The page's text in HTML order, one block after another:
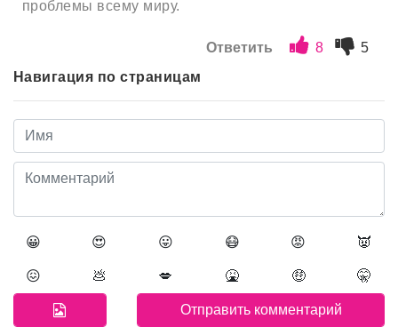
проблемы всему миру.
Ответить 8
5
Навигация по страницам
😀 😍 😛 😷 😡 👿
😖 💩 💋 🤮 🤑 🤫